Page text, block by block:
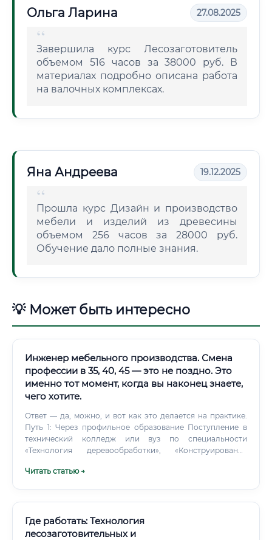
Ольга Ларина 27.08.2025
Завершила курс Лесозаготовитель
объемом 516 часов за 38000 руб. В
материалах подробно описана работа
на валочных комплексах.
Яна Андреева 19.12.2025
Прошла курс Дизайн и производство
мебели и изделий из древесины
объемом 256 часов за 28000 руб.
Обучение дало полные знания.
💡 Может быть интересно
Инженер мебельного производства. Смена
профессии в 35, 40, 45 — это не поздно. Это
именно тот момент, когда вы наконец знаете,
чего хотите.
Ответ — да, можно, и вот как это делается на практике.
Путь 1: Через профильное образование Поступление в
технический колледж или вуз по специальности
«Технология деревообработки», «Конструирование
деревоперерабатывающих производств».
Читать статью →
Где работать: Технология
лесозаготовительных и